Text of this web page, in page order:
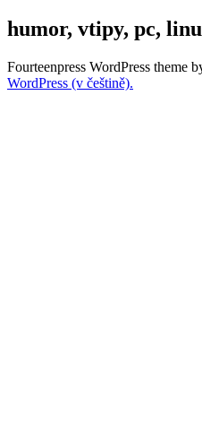
humor, vtipy, pc,
Fourteenpress WordPress theme
WordPress (v češtině).